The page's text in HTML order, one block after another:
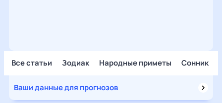
Все статьи Зодиак Народные приметы Сонник
Ваши данные для прогнозов